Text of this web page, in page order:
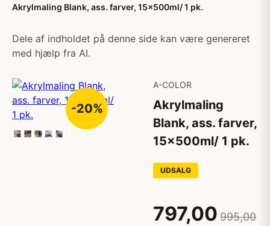
Akrylmaling Blank, ass. farver, 15x500ml/ 1 pk.
Dele af indholdet på denne side kan være genereret
med hjælp fra AI.
-20%
A-COLOR
Akrylmaling
Blank, ass. farver,
15x500ml/ 1 pk.
UDSALG
797,00 995,00